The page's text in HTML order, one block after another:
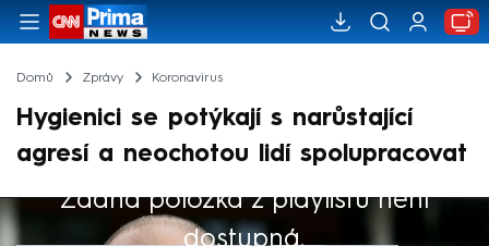
Domů Zprávy Koronavirus
Hygienici se potýkají s narůstající
agresí a neochotou lidí spolupracovat
Žádná položka z playlistu není
dostupná.
Výběr redakce